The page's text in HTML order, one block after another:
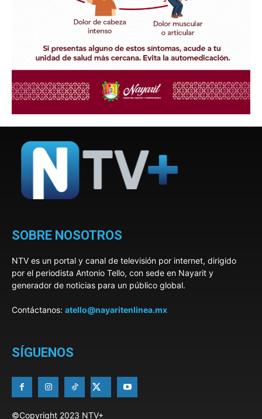
SOBRE NOSOTROS
NTV es un portal y canal de televisión por internet, dirigido
por el periodista Antonio Tello, con sede en Nayarit y
generador de noticias para un público global.
Contáctanos: atello@nayaritenlinea.mx
SÍGUENOS
©Copyright 2023 NTV+